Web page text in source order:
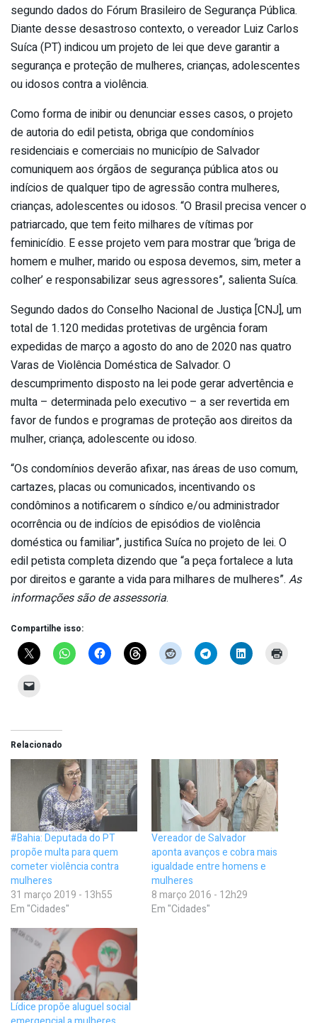
segundo dados do Fórum Brasileiro de Segurança Pública.
Diante desse desastroso contexto, o vereador Luiz Carlos
Suíca (PT) indicou um projeto de lei que deve garantir a
segurança e proteção de mulheres, crianças, adolescentes
ou idosos contra a violência.
Como forma de inibir ou denunciar esses casos, o projeto
de autoria do edil petista, obriga que condomínios
residenciais e comerciais no município de Salvador
comuniquem aos órgãos de segurança pública atos ou
indícios de qualquer tipo de agressão contra mulheres,
crianças, adolescentes ou idosos. “O Brasil precisa vencer o
patriarcado, que tem feito milhares de vítimas por
feminicídio. E esse projeto vem para mostrar que ‘briga de
homem e mulher, marido ou esposa devemos, sim, meter a
colher’ e responsabilizar seus agressores”, salienta Suíca.
Segundo dados do Conselho Nacional de Justiça [CNJ], um
total de 1.120 medidas protetivas de urgência foram
expedidas de março a agosto do ano de 2020 nas quatro
Varas de Violência Doméstica de Salvador. O
descumprimento disposto na lei pode gerar advertência e
multa – determinada pelo executivo – a ser revertida em
favor de fundos e programas de proteção aos direitos da
mulher, criança, adolescente ou idoso.
“Os condomínios deverão afixar, nas áreas de uso comum,
cartazes, placas ou comunicados, incentivando os
condôminos a notificarem o síndico e/ou administrador
ocorrência ou de indícios de episódios de violência
doméstica ou familiar”, justifica Suíca no projeto de lei. O
edil petista completa dizendo que “a peça fortalece a luta
por direitos e garante a vida para milhares de mulheres”. As
informações são de assessoria.
Compartilhe isso:
Relacionado
#Bahia: Deputada do PT
propõe multa para quem
cometer violência contra
mulheres
31 março 2019 - 13h55
Em "Cidades"
Vereador de Salvador
aponta avanços e cobra mais
igualdade entre homens e
mulheres
8 março 2016 - 12h29
Em "Cidades"
Lídice propõe aluguel social